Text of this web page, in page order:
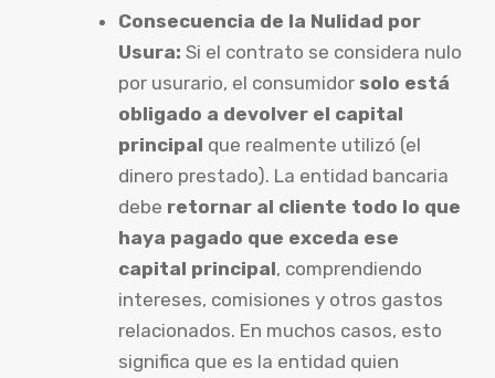
Consecuencia de la Nulidad por
Usura: Si el contrato se considera nulo
por usurario, el consumidor solo está
obligado a devolver el capital
principal que realmente utilizó (el
dinero prestado). La entidad bancaria
debe retornar al cliente todo lo que
haya pagado que exceda ese
capital principal, comprendiendo
intereses, comisiones y otros gastos
relacionados. En muchos casos, esto
significa que es la entidad quien